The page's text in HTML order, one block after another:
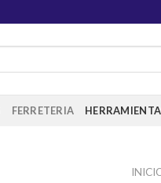
FERRETERIA